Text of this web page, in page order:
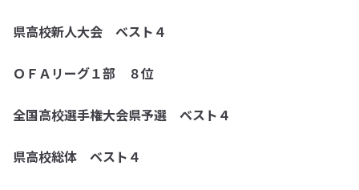
県高校新人大会 ベスト４
ＯＦＡリーグ１部 ８位
全国高校選手権大会県予選 ベスト４
県高校総体 ベスト４